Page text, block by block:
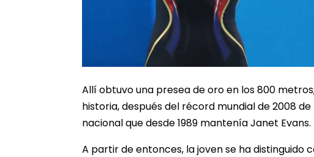
Allí obtuvo una presea de oro en los 800
historia, después del récord mundial de 2008
nacional que desde 1989 mantenía Janet Evans.
A partir de entonces, la joven se ha